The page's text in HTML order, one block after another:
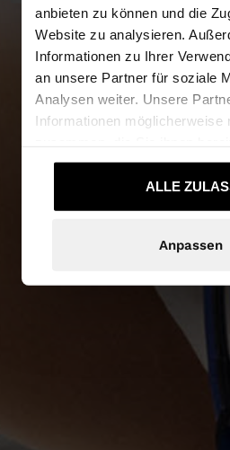
anbieten zu können und die
Website zu analysieren.
Informationen zu Ihrer
an unsere Partner für soziale
Analysen weiter. Unsere
Informationen möglicherweise
die sie im Rahmen Ihrer
gesammelt haben.ALLE
Anpassen
NEW